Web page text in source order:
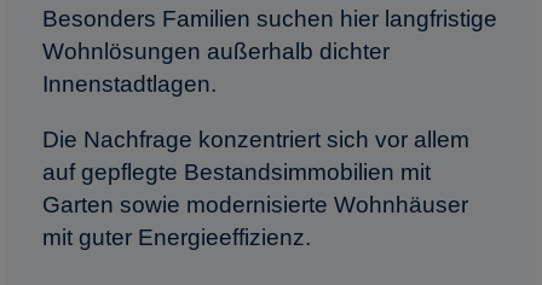
Besonders Familien suchen hier langfristige
Wohnlösungen außerhalb dichter
Innenstadtlagen.
Die Nachfrage konzentriert sich vor allem
auf gepflegte Bestandsimmobilien mit
Garten sowie modernisierte Wohnhäuser
mit guter Energieeffizienz.